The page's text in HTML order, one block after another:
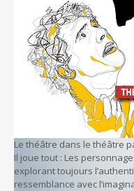
Le théâtre dans le théâtre
Il joue tout : Les
explorant toujours
ressemblance avec